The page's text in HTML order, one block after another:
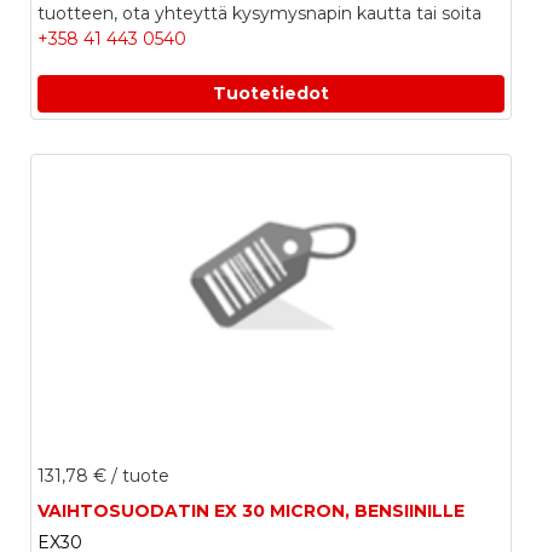
tuotteen, ota yhteyttä kysymysnapin kautta tai soita
+358 41 443 0540
Tuotetiedot
131,78 € / tuote
VAIHTOSUODATIN EX 30 MICRON, BENSIINILLE
EX30